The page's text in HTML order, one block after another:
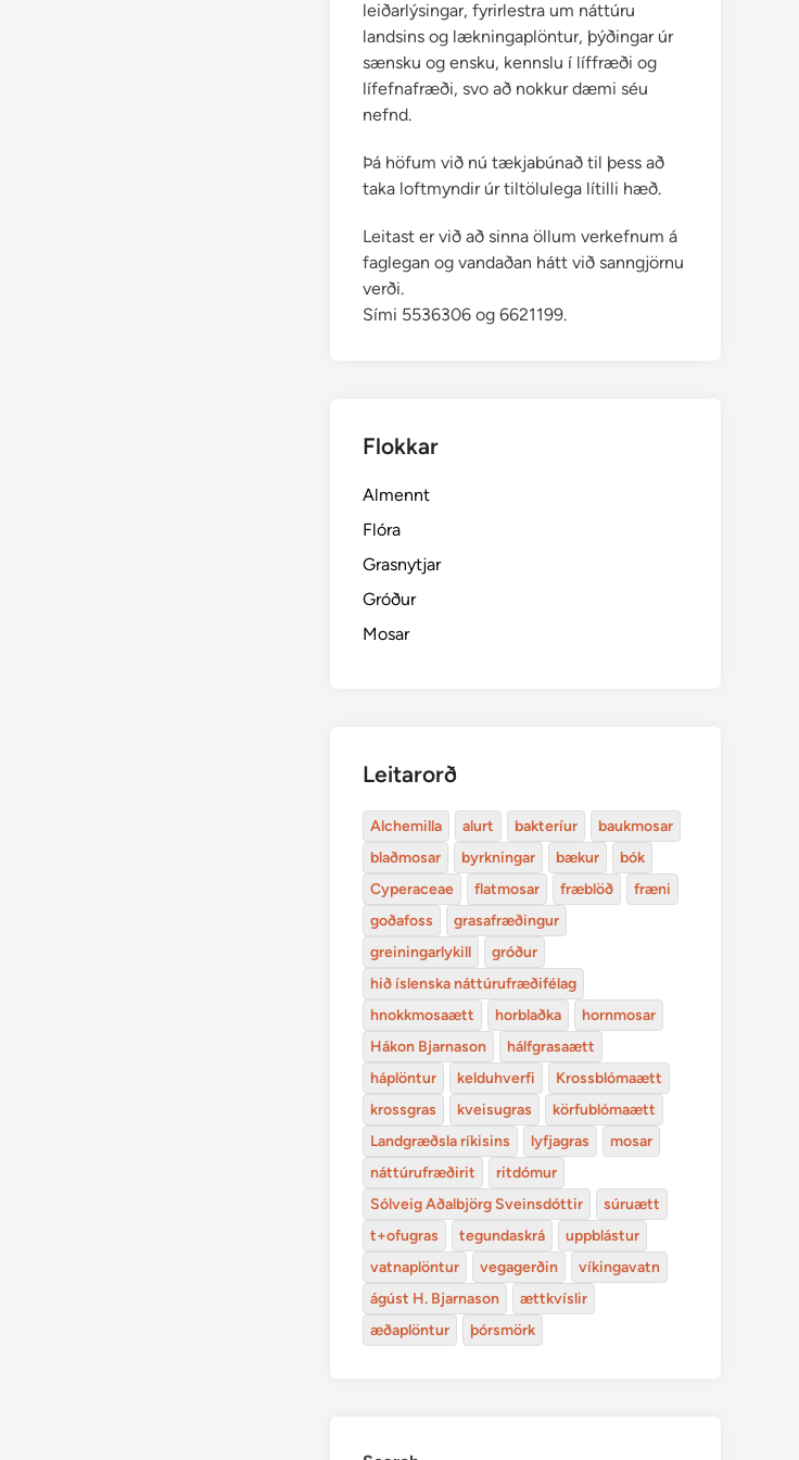
leiðarlýsingar, fyrirlestra um náttúru
landsins og lækningaplöntur, þýðingar úr
sænsku og ensku, kennslu í líffræði og
lífefnafræði, svo að nokkur dæmi séu
nefnd.
Þá höfum við nú tækjabúnað til þess að
taka loftmyndir úr tiltölulega lítilli hæð.
Leitast er við að sinna öllum verkefnum á
faglegan og vandaðan hátt við sanngjörnu
verði.
Sími 5536306 og 6621199.
Flokkar
Almennt
Flóra
Grasnytjar
Gróður
Mosar
Leitarorð
Alchemilla alurt bakteríur
baukmosar
blaðmosar
byrkningar bækur
bók
Cyperaceae
flatmosar fræblöð
fræni
goðafoss
grasafræðingur
greiningarlykill
gróður
hið íslenska náttúrufræðifélag
hnokkmosaætt
horblaðka
hornmosar
Hákon Bjarnason
hálfgrasaætt
háplöntur
kelduhverfi
Krossblómaætt
krossgras
kveisugras
körfublómaætt
Landgræðsla ríkisins
lyfjagras
mosar
náttúrufræðirit
ritdómur
Sólveig Aðalbjörg Sveinsdóttir
súruætt
t+ofugras
tegundaskrá
uppblástur
vatnaplöntur
vegagerðin
víkingavatn
ágúst H. Bjarnason
ættkvíslir
æðaplöntur
þórsmörk